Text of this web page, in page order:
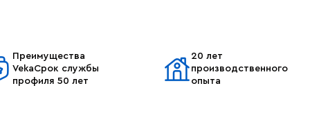
Преимущества
VekaСрок службы
профиля 50 лет
20 лет
производственного
опыта